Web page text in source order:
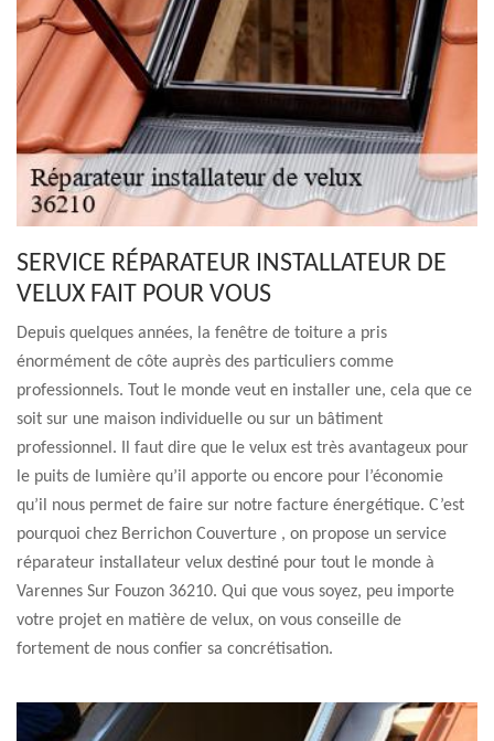
SERVICE RÉPARATEUR INSTALLATEUR DE
VELUX FAIT POUR VOUS
Depuis quelques années, la fenêtre de toiture a pris
énormément de côte auprès des particuliers comme
professionnels. Tout le monde veut en installer une, cela que ce
soit sur une maison individuelle ou sur un bâtiment
professionnel. Il faut dire que le velux est très avantageux pour
le puits de lumière qu’il apporte ou encore pour l’économie
qu’il nous permet de faire sur notre facture énergétique. C’est
pourquoi chez Berrichon Couverture , on propose un service
réparateur installateur velux destiné pour tout le monde à
Varennes Sur Fouzon 36210. Qui que vous soyez, peu importe
votre projet en matière de velux, on vous conseille de
fortement de nous confier sa concrétisation.